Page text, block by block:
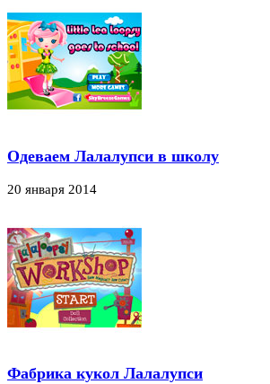
Одеваем Лалалупси в школу
20 января 2014
Фабрика кукол Лалалупси